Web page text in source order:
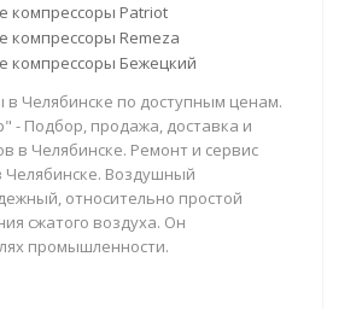
компрессоры Patriot
компрессоры Remeza
компрессоры Бежецкий
Челябинске по доступным ценам.
- Подбор, продажа, доставка и
в Челябинске. Ремонт и сервис
Челябинске. Воздушный
относительно простой
сжатого воздуха. Он
промышленности.